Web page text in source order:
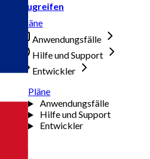
Zugreifen
Pläne
Anwendungsfälle
Hilfe und Support
Entwickler
Pläne
Anwendungsfälle
Hilfe und Support
Entwickler